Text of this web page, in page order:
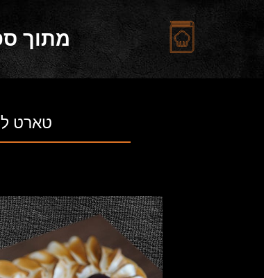
מתוך
טארט